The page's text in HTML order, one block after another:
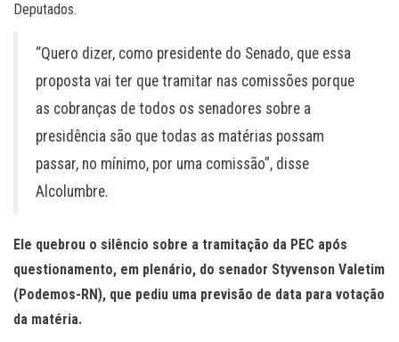
Deputados.
“Quero dizer, como presidente do Senado, que essa
proposta vai ter que tramitar nas comissões porque
as cobranças de todos os senadores sobre a
presidência são que todas as matérias possam
passar, no mínimo, por uma comissão”, disse
Alcolumbre.
Ele quebrou o silêncio sobre a tramitação da PEC após
questionamento, em plenário, do senador Styvenson Valetim
(Podemos-RN), que pediu uma previsão de data para votação
da matéria.